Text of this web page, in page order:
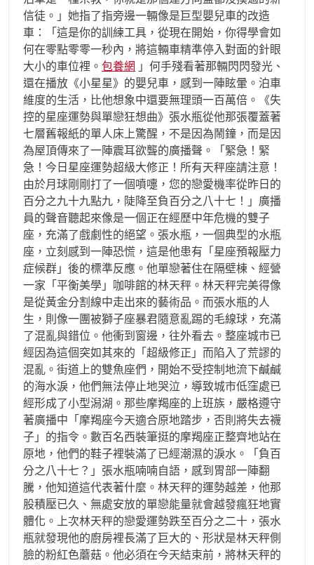
信徒。」她指了指旁邊一輛像是巨型嬰兒車的改造
車：「這是你的訓練工具，從現在開始，你得學會如
何在零點零零一秒內，將這輛車精準停入對面的針眼
大小的車位裡。 包養網 」何手殘看著那輛閃閃發光、
還在播放《小星星》的嬰兒車，感到一陣眩暈。泊車
維度的生活，比他想象中還要無理頭一百萬倍。《失
控的星座運勢與單戀狂想曲》張水瓶從他那張覆蓋著
七層舊報紙的單人床上驚醒，不是因為鬧鐘，而是因
為屋頂傳來了一陣震耳欲聾的廣播聲。「緊急！緊
急！今日星座運勢超級大修正！所有天秤座請注意！
由於月球剛剛打了一個噴嚏，您的戀愛機率從昨日的
百分之九十九點九，陡降至負百分之八十七！」廣播
員的聲音聽起來像是一個正在經歷中年危機的雙子
座，充滿了戲劇性的絕望。張水瓶，一個典型的水瓶
座，立刻感到一陣恐慌，這是他患有「星座預報壓力
症候群」後的標準反應。他單戀著住在隔壁棟、經營
一家「平衡美學」咖啡館的林天秤。林天秤完美得像
是從黃金分割線中走出來的藝術品。而張水瓶的人
生，則像一團被獅子座暴君隨意亂踢的毛線球，充滿
了混亂與錯位。他衝到窗邊，往外看去。整座城市已
經因為這個突如其來的「超級修正」而陷入了荒謬的
混亂。街道上的雙魚座們，開始不受控制地流下鹹鹹
的海水淚，他們無法停止地哭泣，導致城市低窪處已
經形成了小型潟湖。那些摩羯座的上班族，嚴格遵守
著廣播中「摩羯座今天適合原地踏步，否則將失去襪
子」的指令。數百名西裝筆挺的摩羯座正整齊地站在
原地，他們的鞋子裡裝滿了已經潮濕的淚水。「負百
分之八十七？」張水瓶喃喃自語，感到胃部一陣翻
騰，他知道這代表著什麼。林天秤的運勢越差，他那
股積壓已久、無處安放的單戀能量就會越發瘋狂地實
體化。上次林天秤的戀愛運勢跌至百分之二十，張水
瓶就發現他的廚房裡長滿了巨大的、形狀是林天秤側
臉的粉紅色蘑菇。他必須在今天結束前，將林天秤的